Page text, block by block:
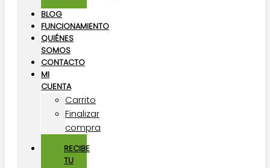
BLOG
FUNCIONAMIENTO
QUIÉNES
SOMOS
CONTACTO
MI
CUENTA
Carrito
Finalizar
compra
RECIBE
TU